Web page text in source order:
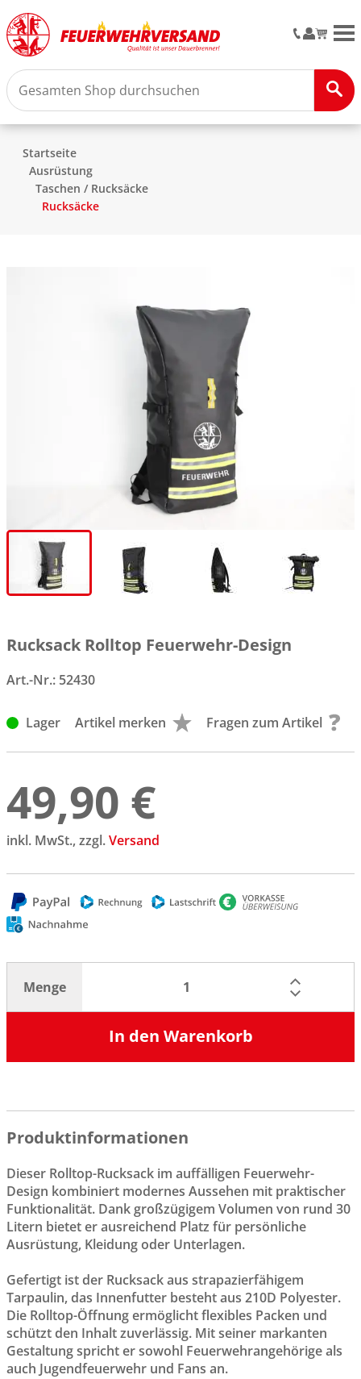
Startseite
Ausrüstung
Taschen / Rucksäcke
Rucksäcke
Rucksack Rolltop Feuerwehr-Design
Art.-Nr.: 52430
Lager Artikel merken Fragen zum Artikel
49,90 €
inkl. MwSt., zzgl.Versand
Menge
In den Warenkorb
Produktinformationen
Dieser Rolltop-Rucksack im auffälligen Feuerwehr-
Design kombiniert modernes Aussehen mit praktischer
Funktionalität. Dank großzügigem Volumen von rund 30
Litern bietet er ausreichend Platz für persönliche
Ausrüstung, Kleidung oder Unterlagen.
Gefertigt ist der Rucksack aus strapazierfähigem
Tarpaulin, das Innenfutter besteht aus 210D Polyester.
Die Rolltop-Öffnung ermöglicht flexibles Packen und
schützt den Inhalt zuverlässig. Mit seiner markanten
Gestaltung spricht er sowohl Feuerwehrangehörige als
auch Jugendfeuerwehr und Fans an.